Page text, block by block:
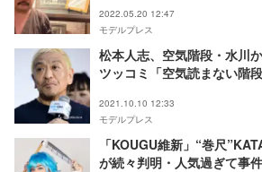
2022.05.20 12:47
モデルプレス
松本人志、空気階段・水川
ツッコミ「空気読まない階段
2021.10.10 12:33
モデルプレス
「KOUGU維新」“巻尺
が続々判明・人気過ぎて事